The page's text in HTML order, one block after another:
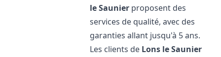
le Saunier proposent des
services de qualité, avec des
garanties allant jusqu'à 5 ans.
Les clients de Lons le Saunier